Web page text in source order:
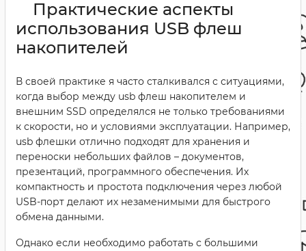
Практические аспекты
использования USB флеш
накопителей
В своей практике я часто сталкивался с ситуациями,
когда выбор между usb флеш накопителем и
внешним SSD определялся не только требованиями
к скорости, но и условиями эксплуатации. Например,
usb флешки отлично подходят для хранения и
переноски небольших файлов – документов,
презентаций, программного обеспечения. Их
компактность и простота подключения через любой
USB-порт делают их незаменимыми для быстрого
обмена данными.
Однако если необходимо работать с большими